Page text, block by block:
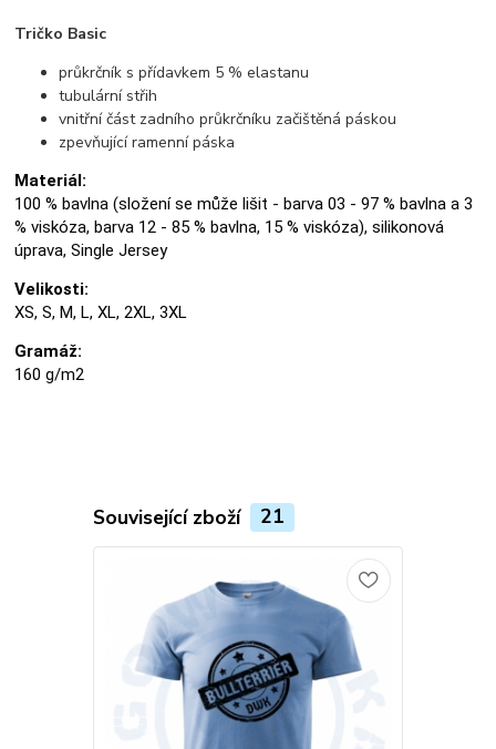
Tričko Basic
průkrčník s přídavkem 5 % elastanu
tubulární střih
vnitřní část zadního průkrčníku začištěná páskou
zpevňující ramenní páska
Materiál:
100 % bavlna (složení se může lišit - barva 03 - 97 % bavlna a 3
% viskóza, barva 12 - 85 % bavlna, 15 % viskóza), silikonová
úprava, Single Jersey
Velikosti:
XS, S, M, L, XL, 2XL, 3XL
Gramáž:
160 g/m2
Související zboží 21